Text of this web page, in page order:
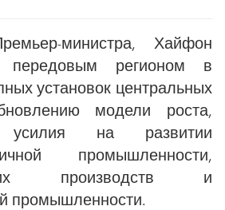
министра, Хайфон
передовым регионом в
установок центральных
модели роста,
усилия на развитии
промышленности,
производств и
промышленности.